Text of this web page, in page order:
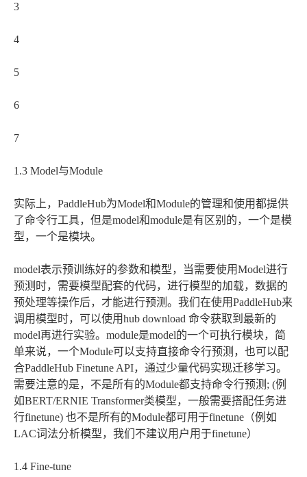
3
4
5
6
7
1.3 Model与Module
实际上，PaddleHub为Model和Module的管理和使用都提供
了命令行工具，但是model和module是有区别的，一个是模
型，一个是模块。
model表示预训练好的参数和模型，当需要使用Model进行
预测时，需要模型配套的代码，进行模型的加载，数据的
预处理等操作后，才能进行预测。我们在使用PaddleHub来
调用模型时，可以使用hub download 命令获取到最新的
model再进行实验。module是model的一个可执行模块，简
单来说，一个Module可以支持直接命令行预测，也可以配
合PaddleHub Finetune API，通过少量代码实现迁移学习。
需要注意的是，不是所有的Module都支持命令行预测; (例
如BERT/ERNIE Transformer类模型，一般需要搭配任务进
行finetune) 也不是所有的Module都可用于finetune（例如
LAC词法分析模型，我们不建议用户用于finetune）
1.4 Fine-tune